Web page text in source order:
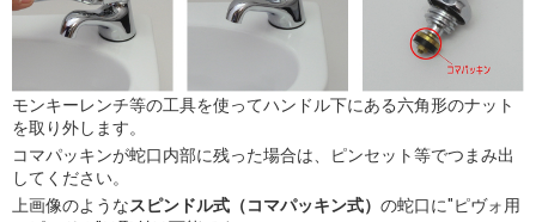
モンキーレンチ等の工具を使ってハンドル下にある六角形のナット
を取り外します。
コマパッキンが蛇口内部に残った場合は、ピンセット等でつまみ出
してください。
上画像のようなスピンドル式（コマパッキン式） の蛇口に"ピヴォ用